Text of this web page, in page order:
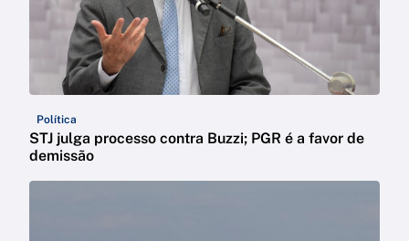
Política
STJ julga processo contra Buzzi; PGR é a favor de
demissão